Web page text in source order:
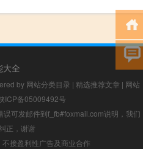
大全
by 网站分类目录 | 精选推荐文章 | 网站
ICP备05009492号
可发邮件到f_fb#foxmail.com说明，我们
正，谢谢
接盈利性广告及商业合作